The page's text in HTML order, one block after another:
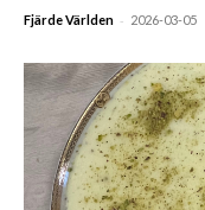
Fjärde Världen - 2026-03-05